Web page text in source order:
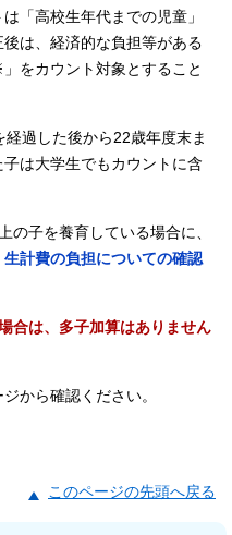
「高校生年代までの児童」
は、経済的な負担等がある
をカウント対象とすること
過した後から22歳年度末ま
は大学生でもカウントに含
の子を養育している場合に、
生計費の負担についての確認
合は、多子加算はありません
から確認ください。
このページの先頭へ戻る